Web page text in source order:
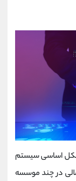
اجرایی را می توان یکی از 5 مشکل اساسی سیستم
در چند موسسه